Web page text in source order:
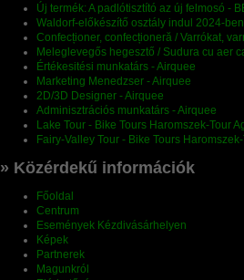
Új termék: A padlótisztító az új felmosó -
Waldorf-előkészítő osztály indul 2024-
Confecționer, confecționeră / Varrókat,
Meleglevegős hegesztő / Sudura cu aer
Értékesitési munkatárs - Airquee
Marketing Menedzser - Airquee
2D/3D Designer - Airquee
Adminisztrációs munkatárs - Airquee
Lake Tour - Bike Tours Haromszek-Tour
Fairy-Valley Tour - Bike Tours
» Közérdekű információk
Főoldal
Centrum
Események Kézdivásárhelyen
Képek
Partnerek
Magunkról